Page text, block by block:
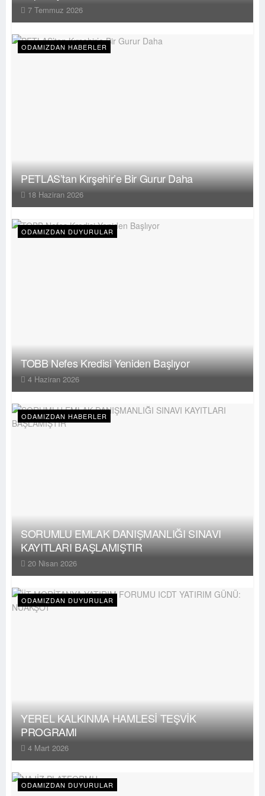
7 Temmuz 2026
ODAMIZDAN HABERLER
PETLAS’tan Kırşehir’e Bir Gurur Daha
18 Haziran 2026
ODAMIZDAN DUYURULAR
TOBB Nefes Kredisi Yeniden Başlıyor
4 Haziran 2026
ODAMIZDAN HABERLER
SORUMLU EMLAK DANIŞMANLIĞI SINAVI
KAYITLARI BAŞLAMIŞTIR
20 Nisan 2026
ODAMIZDAN DUYURULAR
YEREL KALKINMA HAMLESİ TEŞVİK
PROGRAMI
4 Mart 2026
ODAMIZDAN DUYURULAR